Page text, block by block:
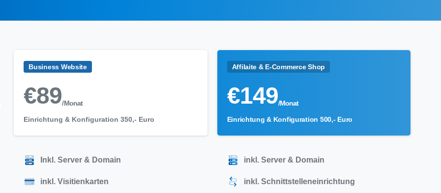
Business Website
€89/Monat
Einrichtung & Konfiguration 350,- Euro
Inkl. Server & Domain
inkl. Visitienkarten
Affilaite & E-Commerce Shop
€149/Monat
Einrichtung & Konfiguration 500,- Euro
inkl. Server & Domain
inkl. Schnittstelleneinrichtung